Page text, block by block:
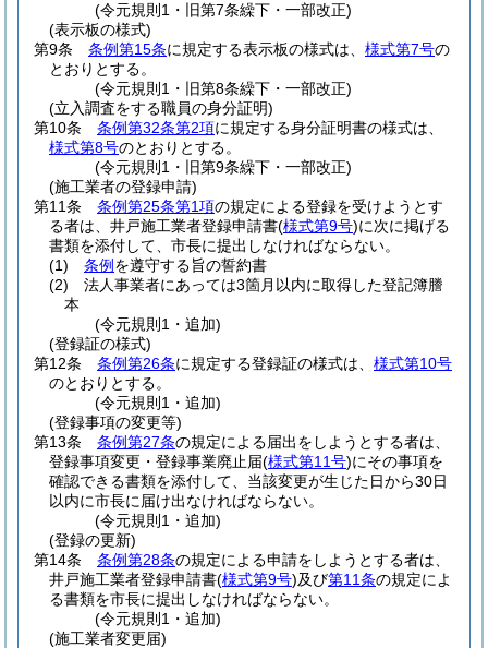
(令元規則1・旧第7条繰下・一部改正)
(表示板の様式)
第9条
条例第15条に規定する表示板の様式は、 様式第7号の
とおりとする。
(令元規則1・旧第8条繰下・一部改正)
(立入調査をする職員の身分証明)
第10条
条例第32条第2項に規定する身分証明書の様式は、
様式第8号のとおりとする。
(令元規則1・旧第9条繰下・一部改正)
(施工業者の登録申請)
第11条
条例第25条第1項の規定による登録を受けようとす
る者は、井戸施工業者登録申請書(様式第9号)に次に掲げる
書類を添付して、市長に提出しなければならない。
(1)
条例 を遵守する旨の誓約書
(2)
法人事業者にあっては3箇月以内に取得した登記簿謄
本
(令元規則1・追加)
(登録証の様式)
第12条
条例第26条に規定する登録証の様式は、 様式第10号
のとおりとする。
(令元規則1・追加)
(登録事項の変更等)
第13条
条例第27条の規定による届出をしようとする者は、
登録事項変更・登録事業廃止届(様式第11号)にその事項を
確認できる書類を添付して、当該変更が生じた日から30日
以内に市長に届け出なければならない。
(令元規則1・追加)
(登録の更新)
第14条
条例第28条の規定による申請をしようとする者は、
井戸施工業者登録申請書(様式第9号)及び第11条の規定によ
る書類を市長に提出しなければならない。
(令元規則1・追加)
(施工業者変更届)